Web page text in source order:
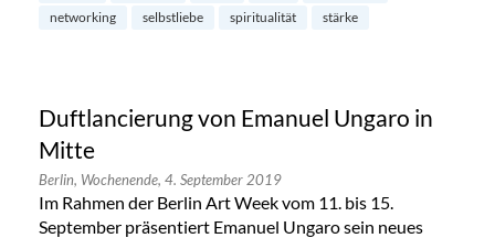
networking
selbstliebe spiritualität stärke
Duftlancierung von Emanuel Ungaro in
Mitte
Berlin, Wochenende, 4. September 2019
Im Rahmen der Berlin Art Week vom 11. bis 15.
September präsentiert Emanuel Ungaro sein neues